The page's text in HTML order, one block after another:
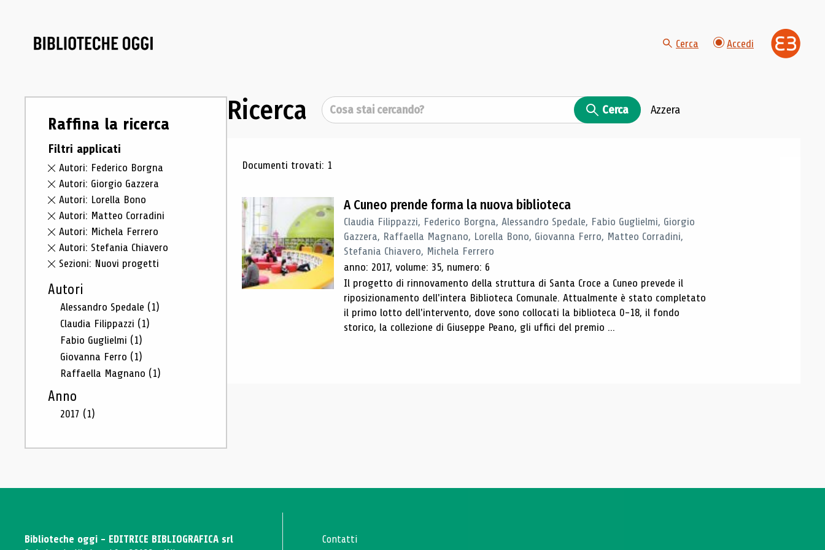
Cerca Accedi
Raffina la ricerca
Filtri applicati
Autori: Federico Borgna
Autori: Giorgio Gazzera
Autori: Lorella Bono
Autori: Matteo Corradini
Autori: Michela Ferrero
Autori: Stefania Chiavero
Sezioni: Nuovi progetti
Autori
Alessandro Spedale (1)
Claudia Filippazzi (1)
Fabio Guglielmi (1)
Giovanna Ferro (1)
Raffaella Magnano (1)
Anno
2017 (1)
Ricerca Cerca Cerca Azzera
Risultati di ricerca
Documenti trovati: 1
A Cuneo prende forma la nuova biblioteca
Claudia Filippazzi, Federico Borgna, Alessandro Spedale, Fabio Guglielmi, Giorgio
Gazzera, Raffaella Magnano, Lorella Bono, Giovanna Ferro, Matteo Corradini,
Stefania Chiavero, Michela Ferrero
anno: 2017, volume: 35, numero: 6
Il progetto di rinnovamento della struttura di Santa Croce a Cuneo prevede il
riposizionamento dell'intera Biblioteca Comunale. Attualmente è stato completato
il primo lotto dell'intervento, dove sono collocati la biblioteca 0-18, il fondo
storico, la collezione di Giuseppe Peano, gli uffici del premio ...
Biblioteche oggi - EDITRICE BIBLIOGRAFICA srl
Contatti